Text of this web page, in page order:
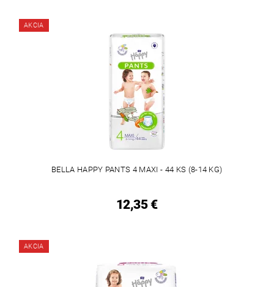
AKCIA
BELLA HAPPY PANTS 4 MAXI - 44 KS (8-14 KG)
12,35 €
AKCIA